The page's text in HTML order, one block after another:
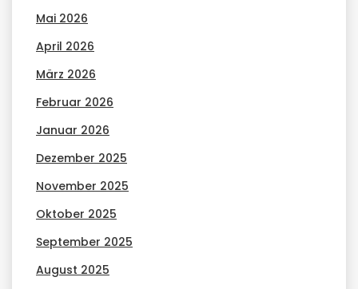
Mai 2026
April 2026
März 2026
Februar 2026
Januar 2026
Dezember 2025
November 2025
Oktober 2025
September 2025
August 2025